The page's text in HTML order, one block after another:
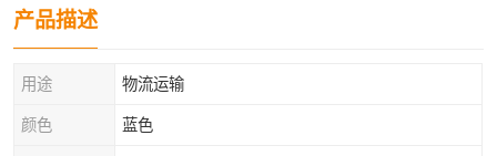
产品描述
用途 物流运输
颜色 蓝色